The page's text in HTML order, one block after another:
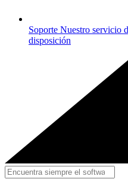
Soporte Nuestro servicio
disposición